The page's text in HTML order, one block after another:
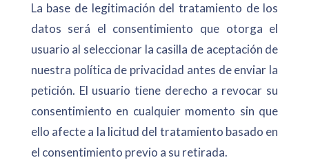
La base de legitimación del tratamiento de los
datos será el consentimiento que otorga el
usuario al seleccionar la casilla de aceptación de
nuestra política de privacidad antes de enviar la
petición. El usuario tiene derecho a revocar su
consentimiento en cualquier momento sin que
ello afecte a la licitud del tratamiento basado en
el consentimiento previo a su retirada.